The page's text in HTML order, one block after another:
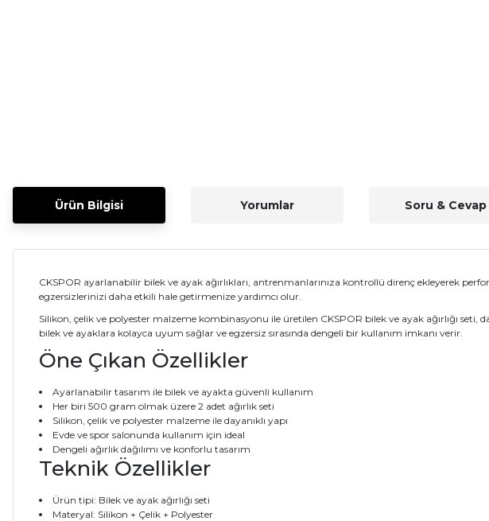
Ürün Bilgisi Yorumlar Soru & Cevap
CKSPOR ayarlanabilir bilek ve ayak ağırlıkları, antrenmanlarınıza kontrollü direnç ekleyerek
egzersizlerinizi daha etkili hale getirmenize yardımcı olur.
Silikon, çelik ve polyester malzeme kombinasyonu ile üretilen CKSPOR bilek ve ayak ağırlığı seti,
bilek ve ayaklara kolayca uyum sağlar ve egzersiz sırasında dengeli bir kullanım imkanı verir.
Öne Çıkan Özellikler
Ayarlanabilir tasarım ile bilek ve ayakta güvenli kullanım
Her biri 500 gram olmak üzere 2 adet ağırlık seti
Silikon, çelik ve polyester malzeme ile dayanıklı yapı
Evde ve spor salonunda kullanım için ideal
Dengeli ağırlık dağılımı ve konforlu tasarım
Teknik Özellikler
Ürün tipi: Bilek ve ayak ağırlığı seti
Materyal: Silikon + Çelik + Polyester